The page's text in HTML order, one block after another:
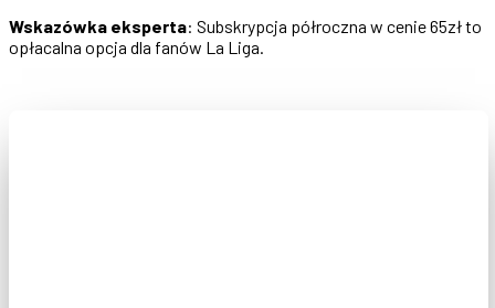
Wskazówka eksperta: Subskrypcja półroczna w cenie 65zł to
opłacalna opcja dla fanów La Liga.